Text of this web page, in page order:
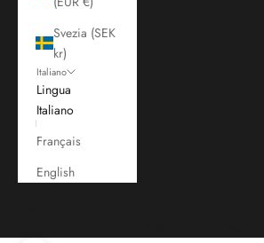
Svezia (SEK
kr)
Italiano
Lingua
Italiano
Français
English